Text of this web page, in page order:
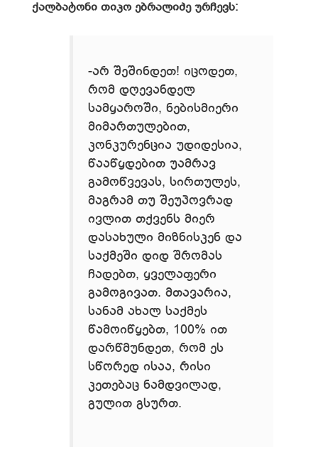
ქალბატონი თიკო ებრალიძე ურჩევს:
-არ შეშინდეთ! იცოდეთ,
რომ დღევანდელ
სამყაროში, ნებისმიერი
მიმართულებით,
კონკურენცია უდიდესია,
წააწყდებით უამრავ
გამოწვევას, სირთულეს,
მაგრამ თუ შეუპოვრად
ივლით თქვენს მიერ
დასახული მიზნისკენ და
საქმეში დიდ შრომას
ჩადებთ, ყველაფერი
გამოგივათ. მთავარია,
სანამ ახალ საქმეს
წამოიწყებთ, 100% ით
დარწმუნდეთ, რომ ეს
სწორედ ისაა, რისი
კეთებაც ნამდვილად,
გულით გსურთ.